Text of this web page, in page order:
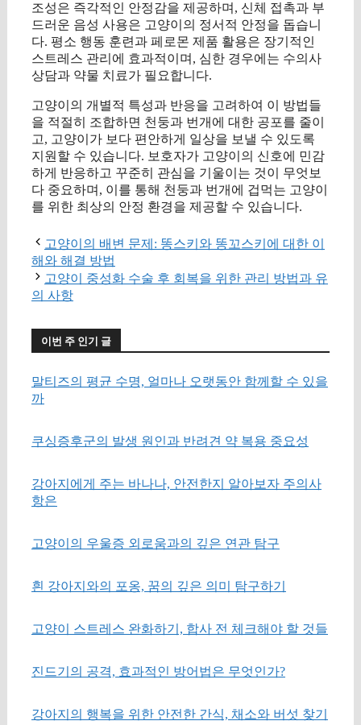
조성은 즉각적인 안정감을 제공하며, 신체 접촉과 부
드러운 음성 사용은 고양이의 정서적 안정을 돕습니
다. 평소 행동 훈련과 페로몬 제품 활용은 장기적인
스트레스 관리에 효과적이며, 심한 경우에는 수의사
상담과 약물 치료가 필요합니다.
고양이의 개별적 특성과 반응을 고려하여 이 방법들
을 적절히 조합하면 천둥과 번개에 대한 공포를 줄이
고, 고양이가 보다 편안하게 일상을 보낼 수 있도록
지원할 수 있습니다. 보호자가 고양이의 신호에 민감
하게 반응하고 꾸준히 관심을 기울이는 것이 무엇보
다 중요하며, 이를 통해 천둥과 번개에 겁먹는 고양이
를 위한 최상의 안정 환경을 제공할 수 있습니다.
고양이의 배변 문제: 똥스키와 똥꼬스키에 대한 이
해와 해결 방법
고양이 중성화 수술 후 회복을 위한 관리 방법과 유
의 사항
이번 주 인기 글
말티즈의 평균 수명, 얼마나 오랫동안 함께할 수 있을
까
쿠싱증후군의 발생 원인과 반려견 약 복용 중요성
강아지에게 주는 바나나, 안전한지 알아보자 주의사
항은
고양이의 우울증 외로움과의 깊은 연관 탐구
흰 강아지와의 포옹, 꿈의 깊은 의미 탐구하기
고양이 스트레스 완화하기, 합사 전 체크해야 할 것들
진드기의 공격, 효과적인 방어법은 무엇인가?
강아지의 행복을 위한 안전한 간식, 채소와 버섯 찾기